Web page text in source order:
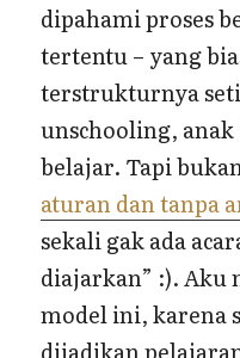
dipahami proses
tertentu – yang
terstrukturnya
unschooling,
belajar. Tapi
aturan dan tanpa
sekali gak ada
diajarkan” :). Aku
model ini, karena
dijadikan